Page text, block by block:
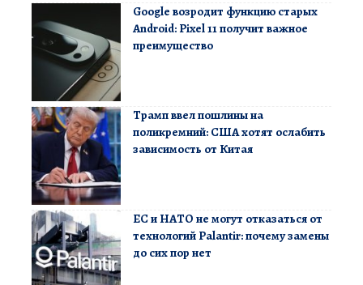
Google возродит функцию старых
Android: Pixel 11 получит важное
преимущество
Трамп ввел пошлины на
поликремний: США хотят ослабить
зависимость от Китая
ЕС и НАТО не могут отказаться от
технологий Palantir: почему замены
до сих пор нет